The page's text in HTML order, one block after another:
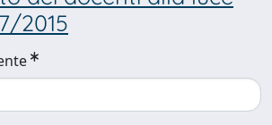
2015